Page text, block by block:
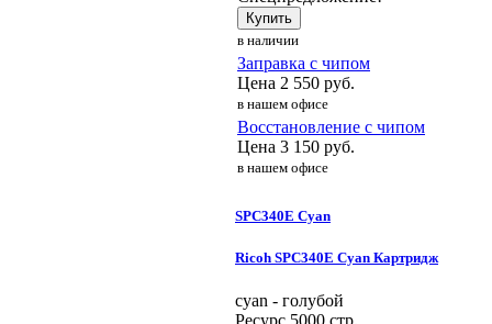
Купить
в наличии
Заправка с чипом
Цена 2 550 руб.
в нашем офисе
Восстановление с чипом
Цена 3 150 руб.
в нашем офисе
SPC340E Cyan
Ricoh SPC340E Cyan Картридж
cyan - голубой